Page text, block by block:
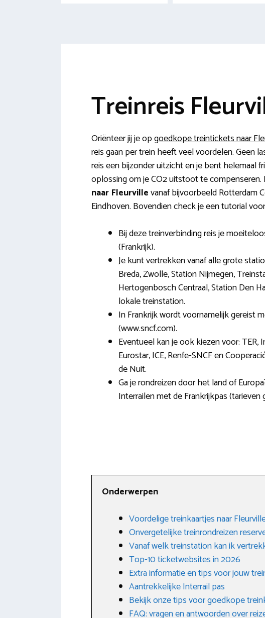
Treinreis
Oriënteer jij je opgoedkope treintickets naar
reis gaan per trein heeft veel voordelen. Geen
reis een bijzonder uitzicht en je bent helemaal
oplossing om je CO2 uitstoot te
naar Fleurvillevanaf bijvoorbeeld Rotterdam
Eindhoven. Bovendien check je een tutorial
Bij deze treinverbinding reis je
(Frankrijk).
Je kunt vertrekken vanaf alle grote
Breda, Zwolle, Station Nijmegen,
Hertogenbosch Centraal, Station Den
lokale treinstation.
In Frankrijk wordt voornamelijk gereist
(www.sncf.com).
Eventueel kan je ook kiezen voor: TER,
Eurostar, ICE, Renfe-SNCF en
de Nuit.
Ga je rondreizen door het land of
Interrailen met de Frankrijkpas (tarieven
Onderwerpen
Voordelige treinkaartjes naar
Onvergetelijke treinrondreizen
Vanaf welk treinstation kan ik
Top-10 ticketwebsites in 2026
Extra informatie en tips voor jouw
Aantrekkelijke Interrail pas
Bekijk onze tips voor goedkope
FAQ: vragen en antwoorden over